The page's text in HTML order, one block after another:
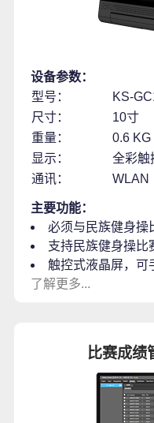
设备参数：
型号：
KS-
尺寸：
10寸
重量：
0.6 KG
显示：
全彩触
通讯：
WLAN
主要功能：
必须与民族健身操
支持民族健身操比
触控式液晶屏，可
了解更多...
比赛成绩